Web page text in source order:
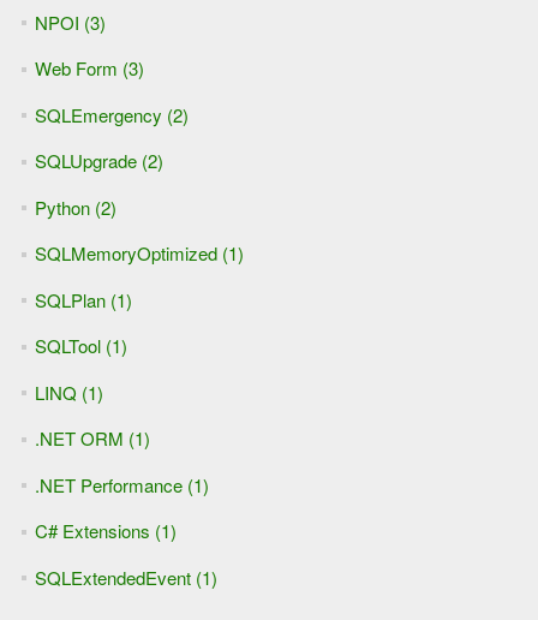
NPOI (3)
Web Form (3)
SQLEmergency (2)
SQLUpgrade (2)
Python (2)
SQLMemoryOptimized (1)
SQLPlan (1)
SQLTool (1)
LINQ (1)
.NET ORM (1)
.NET Performance (1)
C# Extensions (1)
SQLExtendedEvent (1)